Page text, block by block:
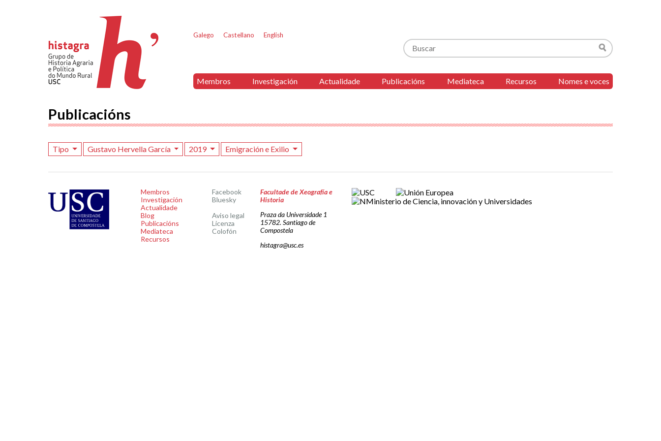
Galego Castellano English
Buscar
Buscar
Membros Investigación Actualidade Publicacións Mediateca Recursos Nomes e voces
Publicacións
Tipo Gustavo Hervella García 2019 Emigración e Exilio
Membros
Investigación
Actualidade
Blog
Publicacións
Mediateca
Recursos
Facebook
Bluesky
Aviso legal
Licenza
Colofón
Facultade de Xeografía e
Historia
Praza da Universidade 1
15782. Santiago de
Compostela
histagra@usc.es